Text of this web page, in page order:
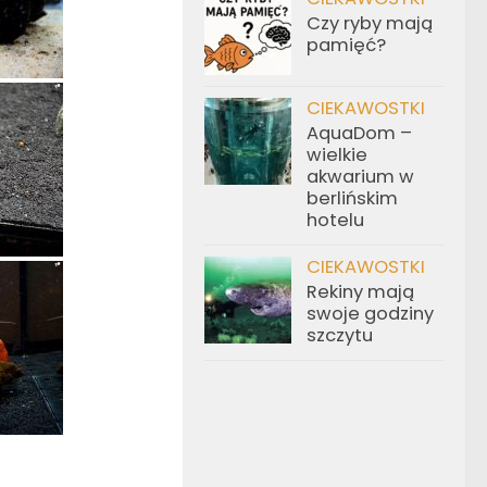
Czy ryby mają
pamięć?
CIEKAWOSTKI
AquaDom –
wielkie
akwarium w
berlińskim
hotelu
CIEKAWOSTKI
Rekiny mają
swoje godziny
szczytu